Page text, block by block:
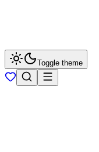
Toggle theme